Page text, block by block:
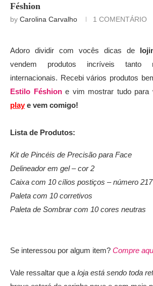
Féshion
by Carolina Carvalho 1 COMENTÁRIO
Adoro dividir com vocês dicas de
vendem produtos incríveis tanto
internacionais. Recebi vários produtos
Estilo Féshione vim mostrar tudo
playe vem comigo!
Lista de Produtos:
Kit de Pincéis de Precisão para Face
Delineador em gel – cor 2
Caixa com 10 cílios postiços – número 217
Paleta com 10 corretivos
Paleta de Sombrar com 10 cores neutras
Se interessou por algum item? Compre
Vale ressaltar que a loja está sendo toda